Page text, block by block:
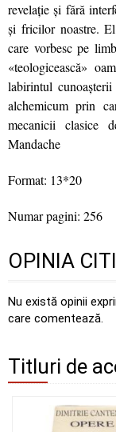
revelaţie şi fără
şi fricilor noastre.
care vorbesc pe
«teologicească»
labirintul
alchemicum prin
mecanicii clasice
Mandache
Format: 13*20
Numar pagini: 256
OPINIA
Nu există opinii
care comentează.
Titluri de